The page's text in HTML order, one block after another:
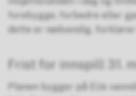
forebygge, forbedre eller
dette er nødvendig, forklarer
Frist for innspill 31.
Planen bygger på EUs